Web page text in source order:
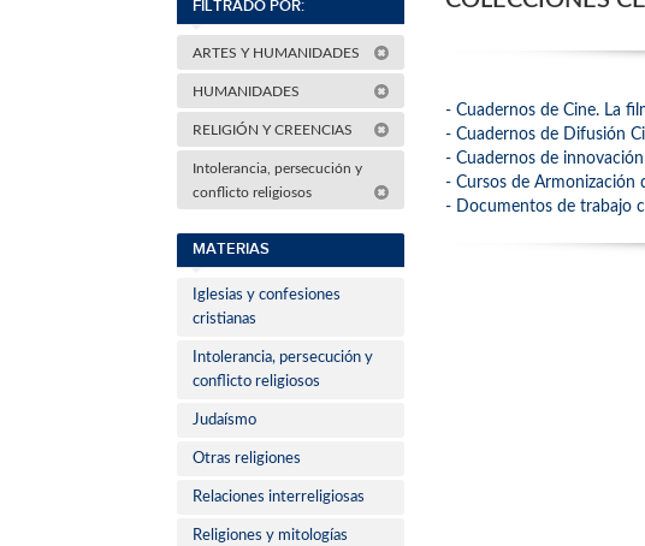
FILTRADO POR:
ARTES Y HUMANIDADES
HUMANIDADES
RELIGIÓN Y CREENCIAS
Intolerancia, persecución y
conflicto religiosos
MATERIAS
Iglesias y confesiones
cristianas
Intolerancia, persecución y
conflicto religiosos
Judaísmo
Otras religiones
Relaciones interreligiosas
Religiones y mitologías
- Cuadernos de Cine. La
- Cuadernos de Difusión
- Cuadernos de
- Cursos de Armonización
- Documentos de trabajo